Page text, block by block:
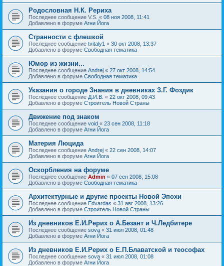
Родословная Н.К. Рериха
Последнее сообщение V.S. « 08 ноя 2008, 11:41
Добавлено в форуме Агни Йога
Странности с флешкой
Последнее сообщение tvitaly1 « 30 окт 2008, 13:37
Добавлено в форуме Свободная тематика
Юмор из жизни...
Последнее сообщение Andrej « 27 окт 2008, 14:54
Добавлено в форуме Свободная тематика
Указания о городе Знания в дневниках З.Г. Фоздик
Последнее сообщение Д.И.В. « 22 окт 2008, 09:43
Добавлено в форуме Строитель Новой Страны
Движение под знаком
Последнее сообщение void « 23 сен 2008, 11:18
Добавлено в форуме Агни Йога
Материя Люцида
Последнее сообщение Andrej « 22 сен 2008, 14:07
Добавлено в форуме Агни Йога
Оскорбления на форуме
Последнее сообщение Admin « 07 сен 2008, 15:08
Добавлено в форуме Свободная тематика
Архитектурные и другие проекты Новой Эпохи
Последнее сообщение Edvardas « 31 авг 2008, 13:26
Добавлено в форуме Строитель Новой Страны
Из дневников Е.И.Рерих о А.Безант и Ч.Ледбитере
Последнее сообщение sova « 31 июл 2008, 01:48
Добавлено в форуме Агни Йога
Из дневников Е.И.Рерих о Е.П.Блаватской и теософах
Последнее сообщение sova « 31 июл 2008, 01:08
Добавлено в форуме Агни Йога